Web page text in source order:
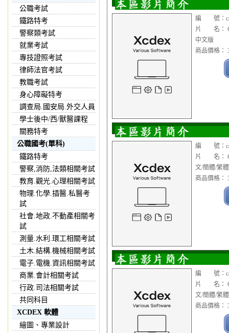
公職考試
鐵路特考
警察類考試
就業考試
專技證照考試
律師法官考試
教職考試
身心障礙特考
調查局.國安局.外交人員
學士後中/西/獸醫課程
關務特考
公職國考(單科)
鐵路特考
警察,消防,法類相關考試
教育.觀光.心理相關考試
物理.化學.插醫.私醫考
試
社會.地政.不動產相關考
試
測量.水利.環工相關考試
土木.結構.機械相關考試
電子.電機.資訊相關考試
商業.會計相關考試
行政.司法相關考試
共同科目
XCDEX 軟體
繪圖、專業設計
編 號：
片 名：
中文版
商品價格：
編 號：
片 名：
文/簡體/繁
商品價格：
編 號：
片 名：
文/簡體/繁
商品價格：